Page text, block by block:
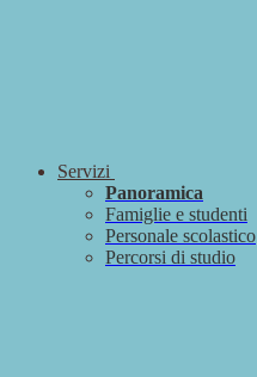
Servizi
Panoramica
Famiglie e studenti
Personale scolastico
Percorsi di studio